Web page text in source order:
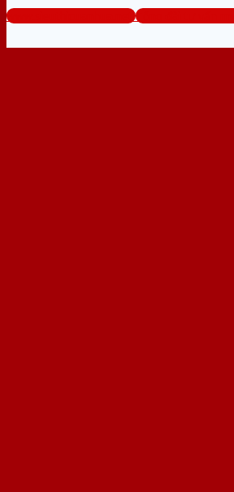
www.sieuthicuanhua.net Tổng đài tư vấn